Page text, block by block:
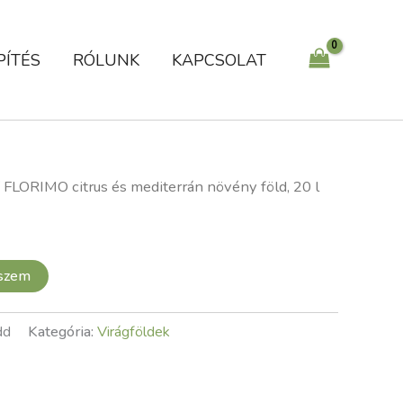
RÓLUNK KAPCSOLAT
FLORIMO citrus és mediterrán növény föld, 20 l
Kategória: Virágföldek
20
l